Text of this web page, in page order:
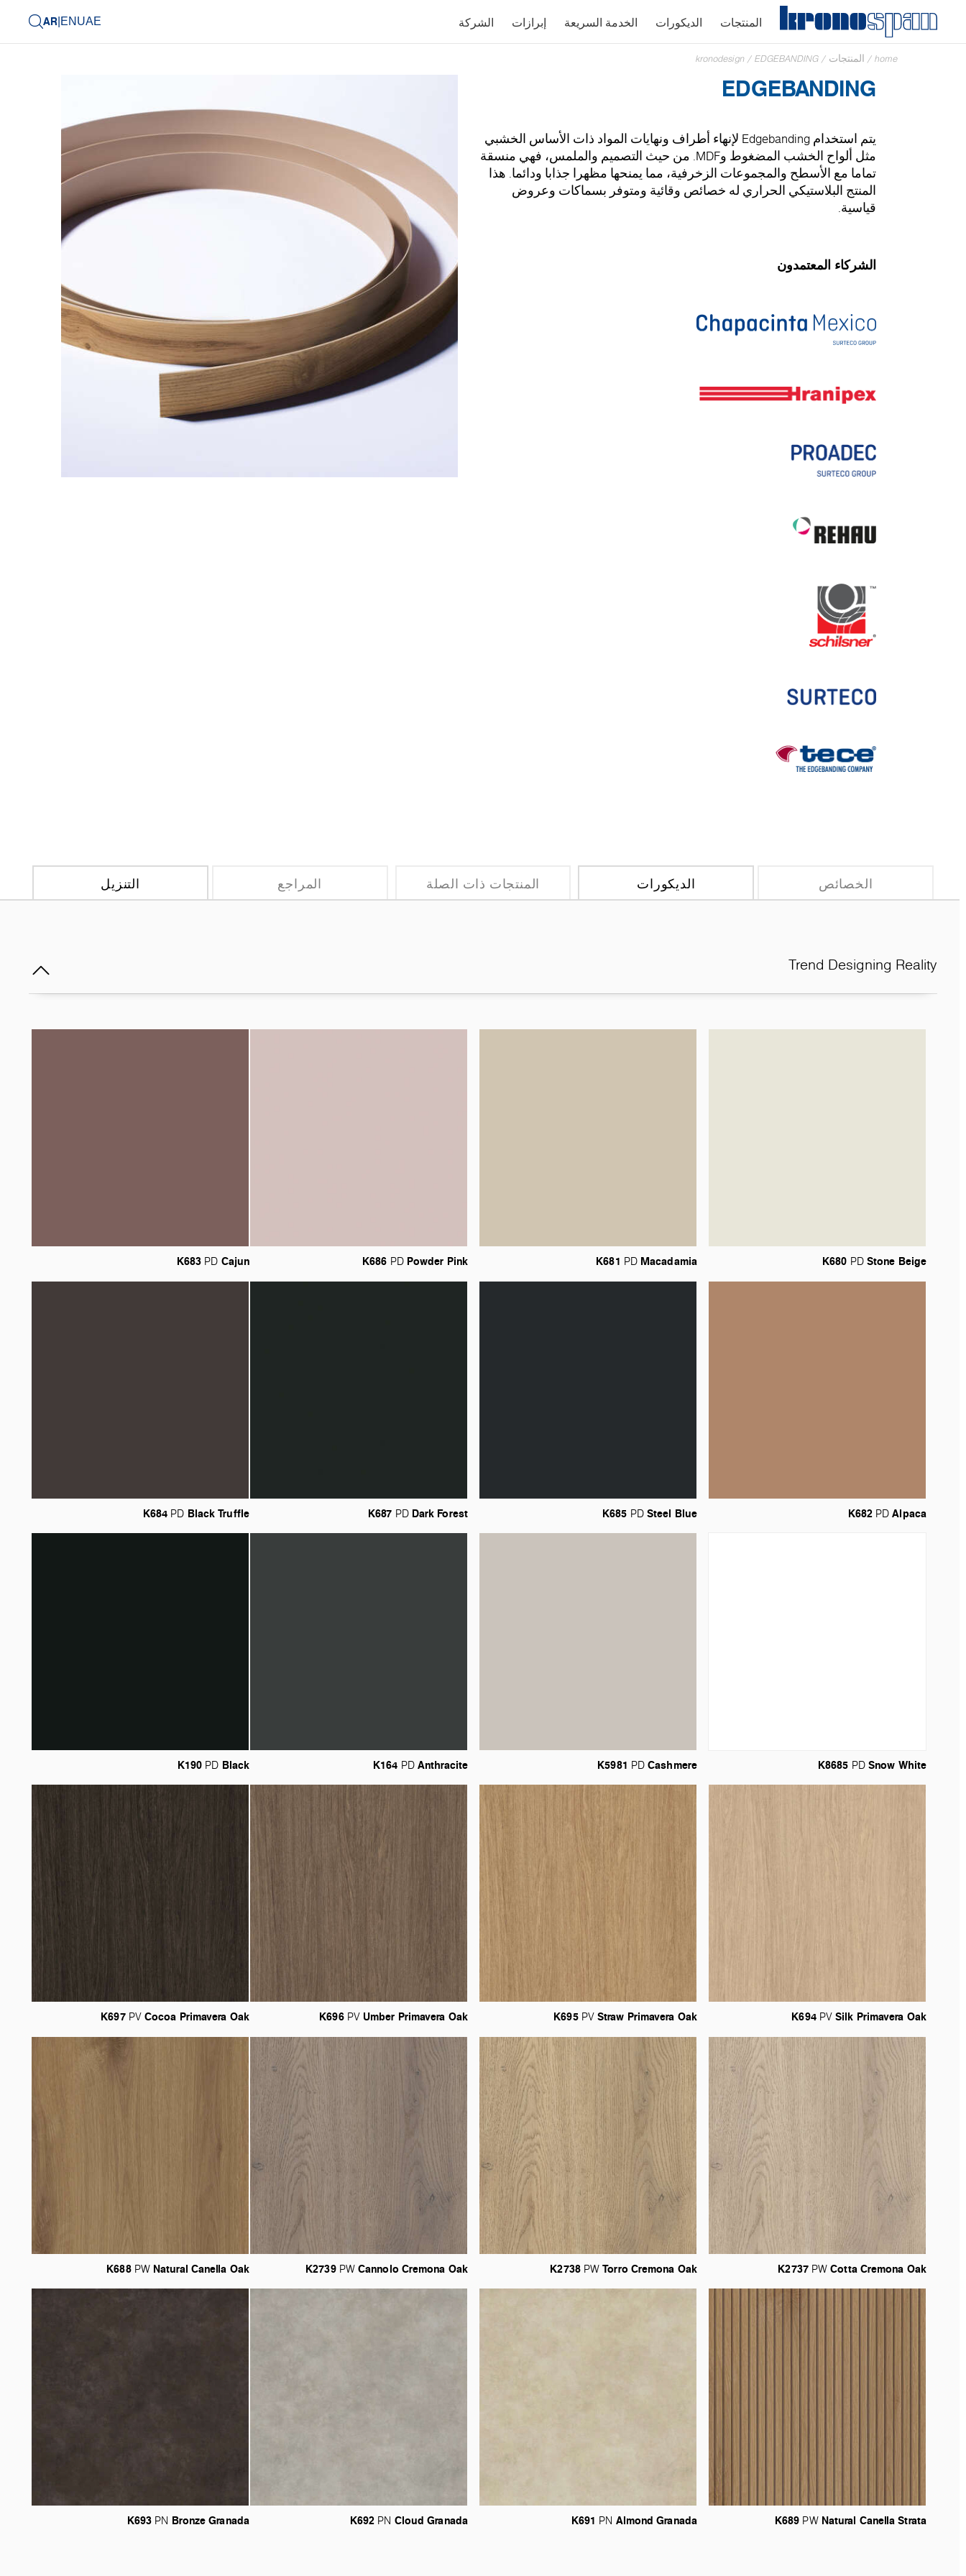
المنتجات الديكورات الخدمة السريعة إبرازات الشركة UAE
EN
AR
home
/ المنتجات /
kronodesign / EDGEBANDING
EDGEBANDING
يتم استخدام Edgebanding لإنهاء أطراف ونهايات المواد ذات الأساس الخشبي
مثل ألواح الخشب المضغوط وMDF. من حيث التصميم والملمس، فهي منسقة
تماما مع الأسطح والمجموعات الزخرفية، مما يمنحها مظهرا جذابا ودائما. هذا
المنتج البلاستيكي الحراري له خصائص وقائية ومتوفر بسماكات وعروض
قياسية.
الشركاء المعتمدون
الخصائص الديكورات المنتجات ذات الصلة المراجع التنزيل
Trend Designing Reality
K680 PD Stone Beige
K681 PD Macadamia
K686 PD Powder Pink
K683 PD Cajun
K682 PD Alpaca
K685 PD Steel Blue
K687 PD Dark Forest
K684 PD Black Truffle
K8685 PD Snow White
K5981 PD Cashmere
K164 PD Anthracite
K190 PD Black
K694 PV Silk Primavera Oak
K695 PV Straw Primavera Oak
K696 PV Umber Primavera Oak
K697 PV Cocoa Primavera Oak
K2737 PW Cotta Cremona Oak
K2738 PW Torro Cremona Oak
K2739 PW Cannolo Cremona Oak
K688 PW Natural Canella Oak
K689 PW Natural Canella Strata
K691 PN Almond Granada
K692 PN Cloud Granada
K693 PN Bronze Granada